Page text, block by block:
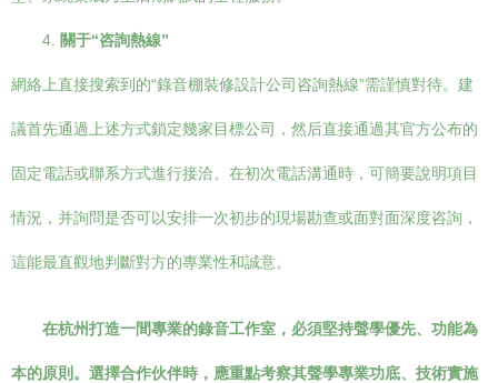
4. 關于“咨詢熱線”
網絡上直接搜索到的“錄音棚裝修設計公司咨詢熱線”需謹慎對待。建
議首先通過上述方式鎖定幾家目標公司，然后直接通過其官方公布的
固定電話或聯系方式進行接洽。在初次電話溝通時，可簡要說明項目
情況，并詢問是否可以安排一次初步的現場勘查或面對面深度咨詢，
這能最直觀地判斷對方的專業性和誠意。
在杭州打造一間專業的錄音工作室，必須堅持聲學優先、功能為
本的原則。選擇合作伙伴時，應重點考察其聲學專業功底、技術實施